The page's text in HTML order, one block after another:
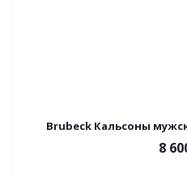
Brubeck Кальсоны
8